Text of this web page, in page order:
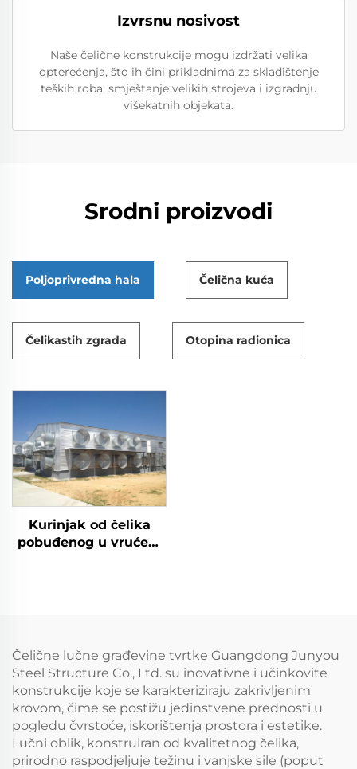
Izvrsnu nosivost
Naše čelične konstrukcije mogu izdržati velika
opterećenja, što ih čini prikladnima za skladištenje
teških roba, smještanje velikih strojeva i izgradnju
višekatnih objekata.
Srodni proizvodi
Poljoprivredna hala Čelična kuća
Čelikastih zgrada Otopina radionica
Kurinjak od čelika
pobuđenog u vrućem
Čelične lučne građevine tvrtke Guangdong Junyou
Steel Structure Co., Ltd. su inovativne i učinkovite
konstrukcije koje se karakteriziraju zakrivljenim
krovom, čime se postižu jedinstvene prednosti u
pogledu čvrstoće, iskorištenja prostora i estetike.
Lučni oblik, konstruiran od kvalitetnog čelika,
prirodno raspodjeljuje težinu i vanjske sile (poput